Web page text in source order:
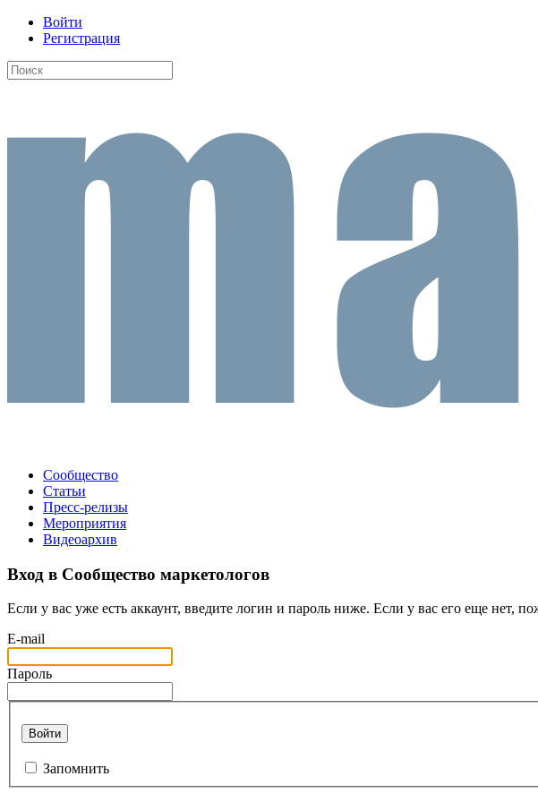
Войти
Регистрация
Сообщество
Статьи
Пресс-релизы
Мероприятия
Видеоархив
Вход в Сообщество маркетологов
Если у вас уже есть аккаунт, введите логин и пароль ниже. Если у вас его еще нет,
E-mail
Пароль
Войти
Запомнить